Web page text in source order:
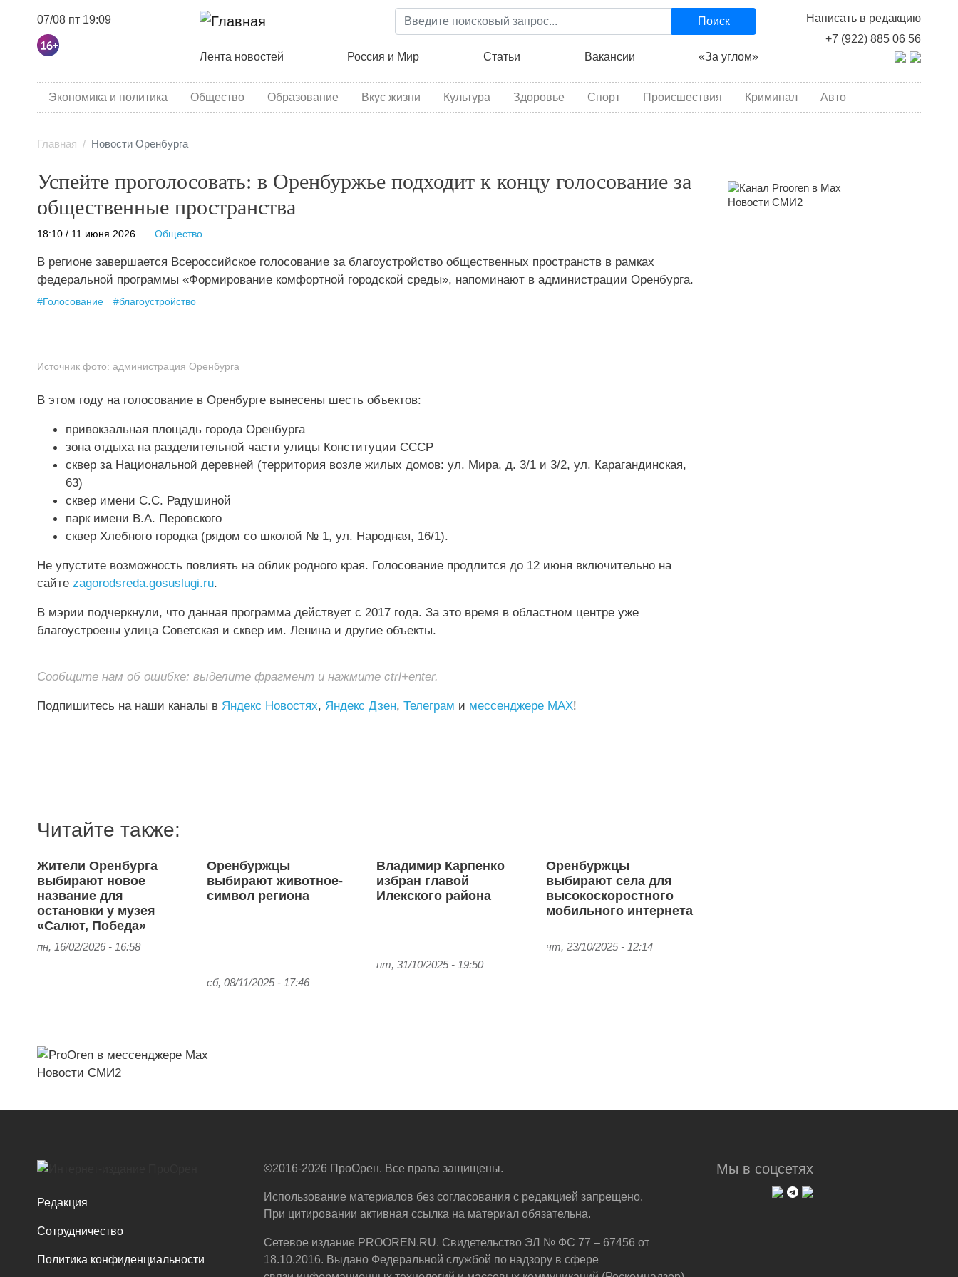
Перейти
к
содержанию
07/08 пт 19:09
Написать в редакцию
+7 (922) 885 06 56
Поиск
Основная навигация
Лента новостей Россия и Мир Статьи Вакансии «За углом»
category menu
Экономика и политика Общество Образование Вкус жизни Культура Здоровье Спорт Происшествия Криминал Авто
Главная Новости Оренбурга
Успейте проголосовать: в Оренбуржье подходит к концу голосование за
общественные пространства
18:10 / 11 июня 2026 Общество
В регионе завершается Всероссийское голосование за благоустройство общественных пространств в рамках
федеральной программы «Формирование комфортной городской среды», напоминают в администрации Оренбурга.
#Голосование #благоустройство
Источник фото: администрация Оренбурга
В этом году на голосование в Оренбурге вынесены шесть объектов:
привокзальная площадь города Оренбурга
зона отдыха на разделительной части улицы Конституции СССР
сквер за Национальной деревней (территория возле жилых домов: ул. Мира, д. 3/1 и 3/2, ул. Карагандинская,
63)
сквер имени С.С. Радушиной
парк имени В.А. Перовского
сквер Хлебного городка (рядом со школой № 1, ул. Народная, 16/1).
Не упустите возможность повлиять на облик родного края. Голосование продлится до 12 июня включительно на
сайте zagorodsreda.gosuslugi.ru.
В мэрии подчеркнули, что данная программа действует с 2017 года. За это время в областном центре уже
благоустроены улица Советская и сквер им. Ленина и другие объекты.
Сообщите нам об ошибке: выделите фрагмент и нажмите ctrl+enter.
Подпишитесь на наши каналы в Яндекс Новостях, Яндекс Дзен, Телеграм и мессенджере MAX!
Читайте также:
Жители Оренбурга
выбирают новое
название для
остановки у музея
«Салют, Победа»
пн, 16/02/2026 - 16:58
Оренбуржцы
выбирают животное-
символ региона
сб, 08/11/2025 - 17:46
Владимир Карпенко
избран главой
Илекского района
пт, 31/10/2025 - 19:50
Оренбуржцы
выбирают села для
высокоскоростного
мобильного интернета
чт, 23/10/2025 - 12:14
Новости СМИ2
Новости СМИ2
Редакция
Сотрудничество
Политика конфиденциальности
Мы в соцсетях
©2016-2026 ПроОрен. Все права защищены.
Использование материалов без согласования с редакцией запрещено.
При цитировании активная ссылка на материал обязательна.
Сетевое издание PROOREN.RU. Свидетельство ЭЛ № ФС 77 – 67456 от
18.10.2016. Выдано Федеральной службой по надзору в сфере